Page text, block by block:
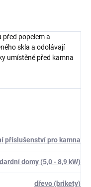
před popelem a
skla a odolávají
umístěné před kamna
příslušenství pro kamna
domy (5,0 - 8,9 kW)
dřevo (brikety)